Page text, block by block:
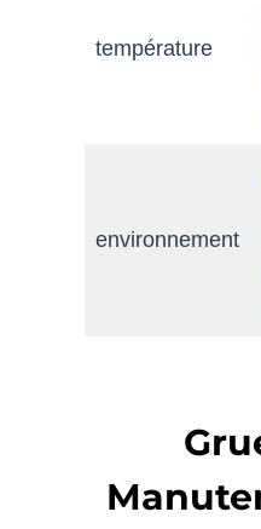
température
environnement